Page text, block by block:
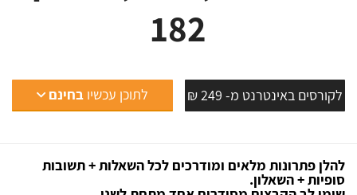
182
לקורסים באינטרנט מ- 249 ₪ לתוכן עכשיובחינם
להלן פתרונות מלאים ומודרכים לכל השאלות + תשובות
סופיות + השאלון.